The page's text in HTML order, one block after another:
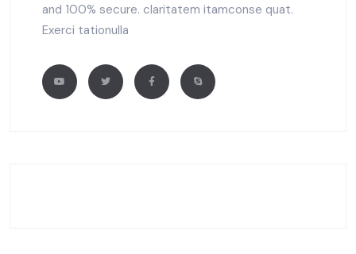
and 100% secure. claritatem itamconse quat.
Exerci tationulla